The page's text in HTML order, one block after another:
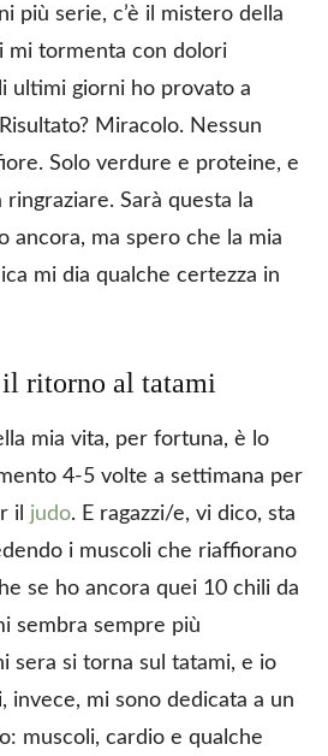
più serie, c’è il mistero della
mi tormenta con dolori
ultimi giorni ho provato a
Miracolo. Nessun
Solo verdure e proteine, e
Sarà questa la
ancora, ma spero che la mia
mi dia qualche certezza in
ritorno al tatami
mia vita, per fortuna, è lo
4-5 volte a settimana per
il judo. E ragazzi/e, vi dico, sta
i muscoli che riaffiorano
se ho ancora quei 10 chili da
sembra sempre più
sera si torna sul tatami, e io
invece, mi sono dedicata a un
muscoli, cardio e qualche